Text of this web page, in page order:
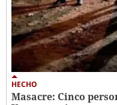
HECHO
Masacre: Cinco